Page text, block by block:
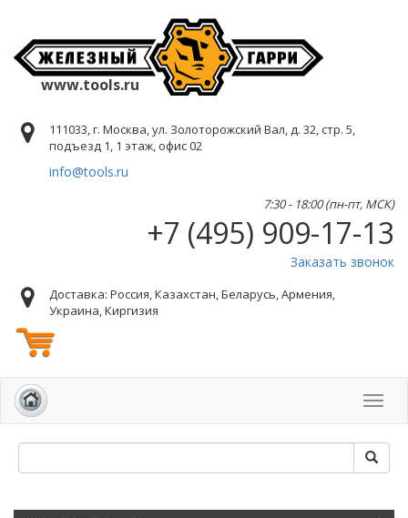
www.tools.ru
111033, г. Москва, ул. Золоторожский Вал, д. 32, стр. 5,
подъезд 1, 1 этаж, офис 02
info@tools.ru
7:30 - 18:00 (пн-пт, МСК)
+7 (495) 909-17-13
Заказать звонок
Доставка: Россия, Казахстан, Беларусь, Армения,
Украина, Киргизия